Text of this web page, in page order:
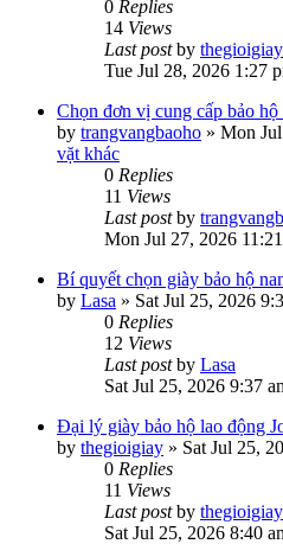
0 Replies
14 Views
Last postby thegioigiay
Tue Jul 28, 2026 1:27
Chọn đơn vị cung cấp bảo
by trangvangbaoho » Mon
vặt khác
0 Replies
11 Views
Last postby
Mon Jul 27, 2026
Bí quyết chọn giày bảo hộ
by Lasa » Sat Jul 25, 2026
0 Replies
12 Views
Last postby Lasa
Sat Jul 25, 2026 9:37
Đại lý giày bảo hộ lao động
by thegioigiay » Sat Jul 25,
0 Replies
11 Views
Last postby thegioigiay
Sat Jul 25, 2026 8:40